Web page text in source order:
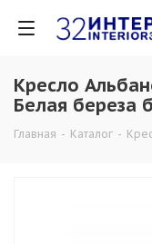
Кресло
Белая береза
Главная - Каталог -